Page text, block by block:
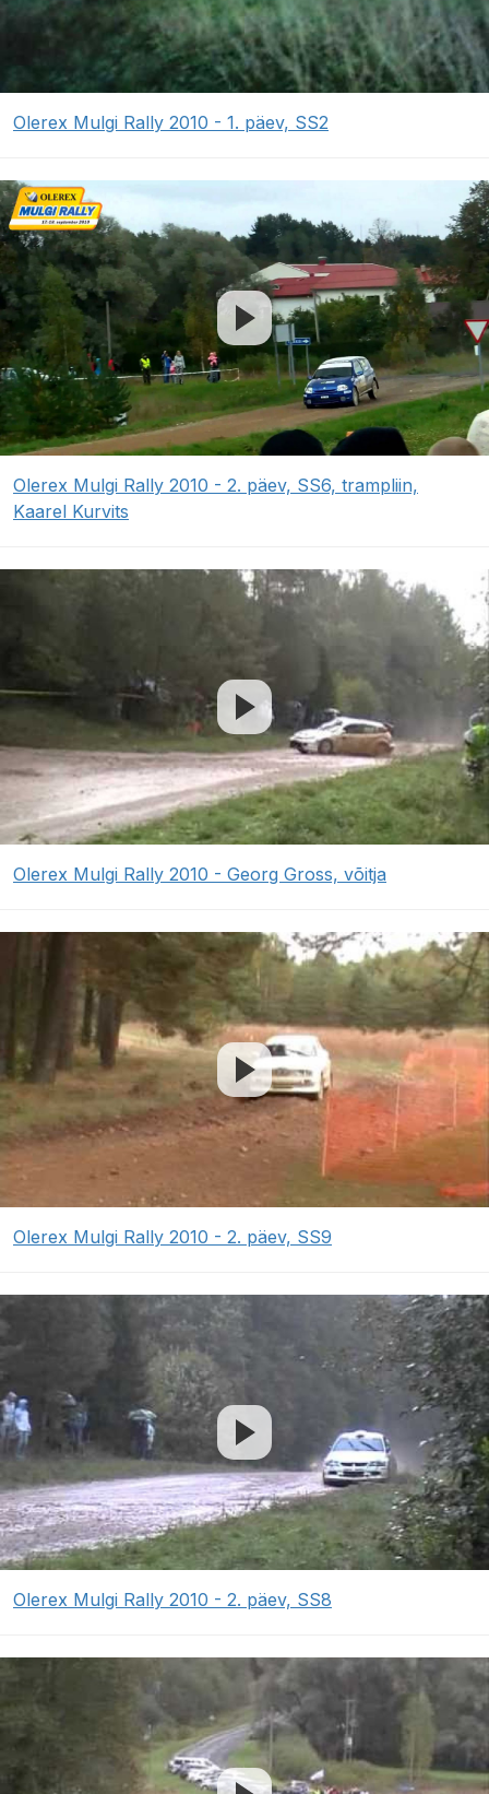
Olerex Mulgi Rally 2010 - 1. päev, SS2
Olerex Mulgi Rally 2010 - 2. päev, SS6, trampliin,
Kaarel Kurvits
Olerex Mulgi Rally 2010 - Georg Gross, võitja
Olerex Mulgi Rally 2010 - 2. päev, SS9
Olerex Mulgi Rally 2010 - 2. päev, SS8